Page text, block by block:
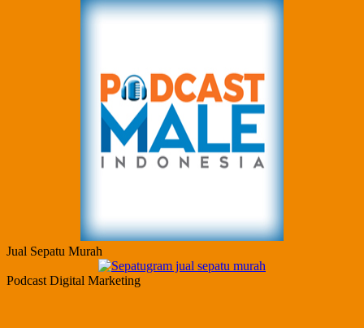
Jual Sepatu Murah
Podcast Digital Marketing